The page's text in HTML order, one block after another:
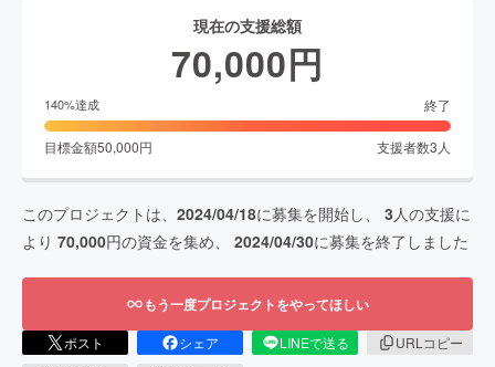
現在の支援総額
70,000円
140%達成 終了
目標金額50,000円 支援者数3 人
このプロジェクトは、 2024/04/18に募集を開始し、 3 人の支援に
より 70,000円の資金を集め、 2024/04/30に募集を終了しました
もう一度プロジェクトをやってほしい
ポスト シェア LINEで送る
URLコピー